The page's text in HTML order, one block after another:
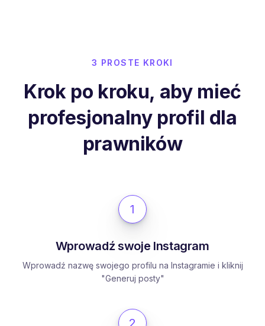
3 PROSTE KROKI
Krok po kroku, aby mieć
profesjonalny profil dla
prawników
1
Wprowadź swoje Instagram
Wprowadź nazwę swojego profilu na Instagramie i kliknij
"Generuj posty"
2